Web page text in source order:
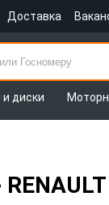
Доставка
диски